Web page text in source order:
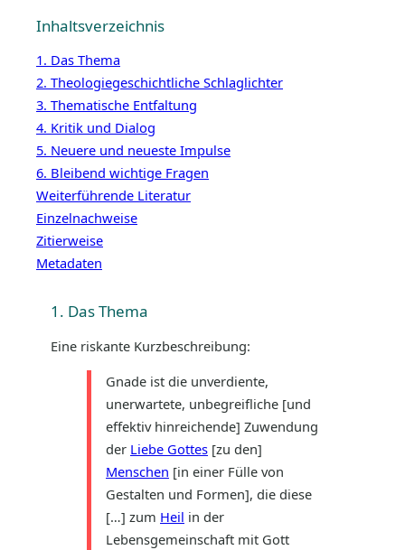
Inhaltsverzeichnis
1. Das Thema
2. Theologiegeschichtliche Schlaglichter
3. Thematische Entfaltung
4. Kritik und Dialog
5. Neuere und neueste Impulse
6. Bleibend wichtige Fragen
Weiterführende Literatur
Einzelnachweise
Zitierweise
Metadaten
1. Das Thema
Eine riskante Kurzbeschreibung:
Gnade ist die unverdiente,
unerwartete, unbegreifliche [und
effektiv hinreichende] Zuwendung
der Liebe Gottes [zu den]
Menschen [in einer Fülle von
Gestalten und Formen], die diese
[…] zum Heil in der
Lebensgemeinschaft mit Gott